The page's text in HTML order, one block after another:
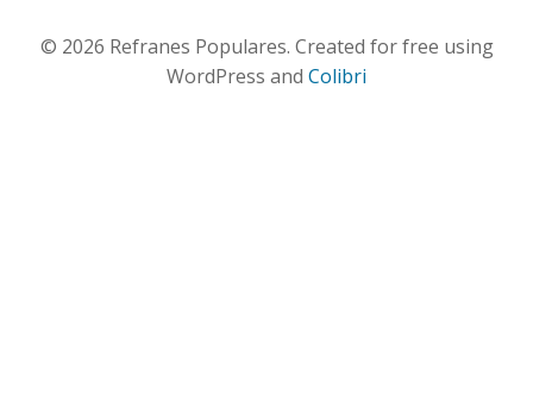
© 2026 Refranes Populares. Created for free using
WordPress and Colibri